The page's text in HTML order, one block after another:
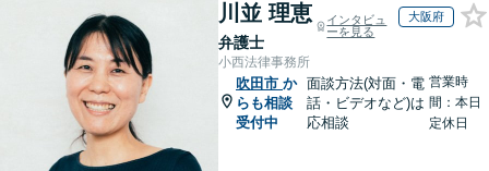
川並 理恵
弁護士
インタビュ
ーを見る
大阪府
小西法律事務所
吹田市 か
らも相談
受付中
面談方法(対面・電
話・ビデオなど)は
応相談
営業時
間：本日
定休日